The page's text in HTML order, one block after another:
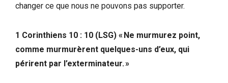
changer ce que nous ne pouvons pas supporter.
1 Corinthiens 10 : 10 (LSG) « Ne murmurez point,
comme murmurèrent quelques-uns d’eux, qui
périrent par l’exterminateur. »